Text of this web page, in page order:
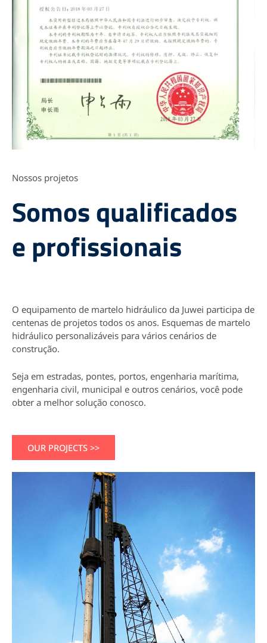
Nossos projetos
Somos qualificados
e profissionais
O equipamento de martelo hidráulico da Juwei participa de
centenas de projetos todos os anos. Esquemas de martelo
hidráulico personalizáveis para vários cenários de
construção.
Seja em estradas, pontes, portos, engenharia marítima,
engenharia civil, municipal e outros cenários, você pode
obter a melhor solução conosco.
OUR PROJECTS >>